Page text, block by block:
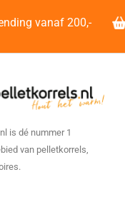
vanaf 200,-
is dé nummer 1
van pelletkorrels,